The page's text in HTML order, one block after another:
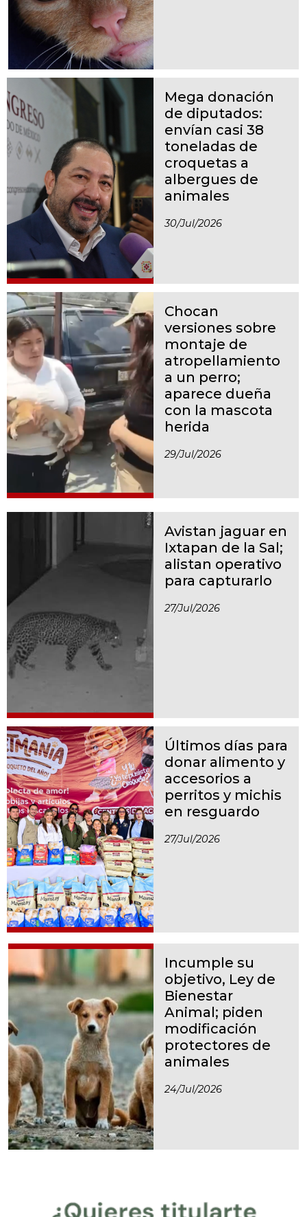
Mega donación
de diputados:
envían casi 38
toneladas de
croquetas a
albergues de
animales
30/jul/2026
Chocan
versiones sobre
montaje de
atropellamiento
a un perro;
aparece dueña
con la mascota
herida
29/jul/2026
Avistan jaguar en
Ixtapan de la Sal;
alistan operativo
para capturarlo
27/jul/2026
Últimos días para
donar alimento y
accesorios a
perritos y michis
en resguardo
27/jul/2026
Incumple su
objetivo, Ley de
Bienestar
Animal; piden
modificación
protectores de
animales
24/jul/2026